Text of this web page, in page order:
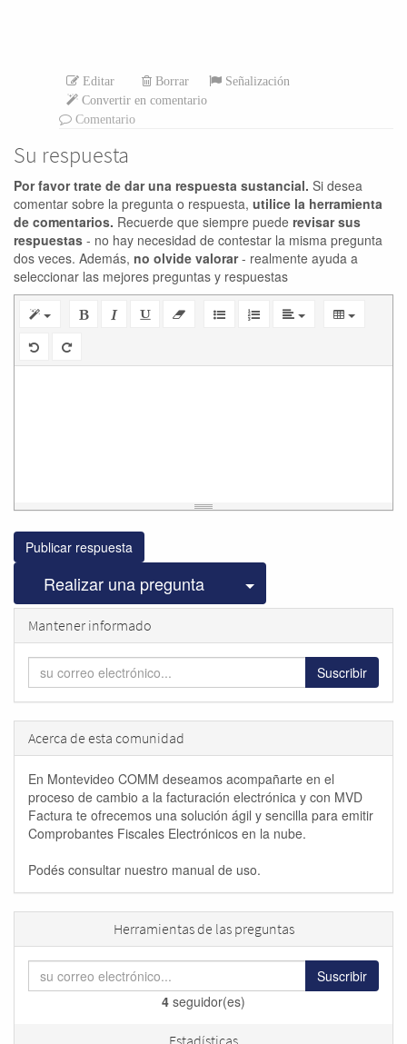
Editar Borrar
Señalización
Convertir en comentario
Comentario
Su respuesta
Por favor trate de dar una respuesta sustancial. Si desea
comentar sobre la pregunta o respuesta, utilice la herramienta
de comentarios. Recuerde que siempre puede revisar sus
respuestas - no hay necesidad de contestar la misma pregunta
dos veces. Además, no olvide valorar- realmente ayuda a
seleccionar las mejores preguntas y respuestas
Publicar respuesta
Realizar una pregunta Seleccionar
Mantener informado
Suscribir
Acerca de esta comunidad
En Montevideo COMM deseamos acompañarte en el
proceso de cambio a la facturación electrónica y con MVD
Factura te ofrecemos una solución ágil y sencilla para emitir
Comprobantes Fiscales Electrónicos en la nube.
Podés consultar nuestro manual de uso.
Herramientas de las preguntas
Suscribir
4 seguidor(es)